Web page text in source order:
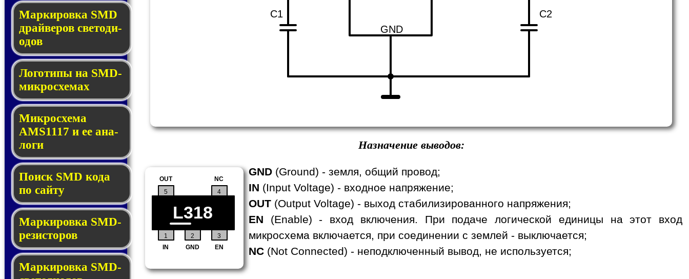
Маркировка SMD
драй­ве­ров све­то­ди­
о­дов
Логотипы на SMD-
мик­ро­схе­мах
Микросхема
AMS1117 и ее ана­
ло­ги
Поиск SMD ко­да
по сай­ту
Маркировка SMD-
ре­зис­то­ров
Маркировка SMD-
GND
C1 C2
Назначение выводов:
1 2 3
4
IN GND EN
NC
5
OUT
L318
GND (Ground) - земля, общий провод;
IN (Input Voltage) - входное напряжение;
OUT (Output Voltage) - выход стабилизированного напряжения;
EN (Enable) - вход включения. При подаче логической единицы на этот вход
микросхема включается, при соединении с землей - выключается;
NC (Not Connected) - неподключенный вывод, не используется;